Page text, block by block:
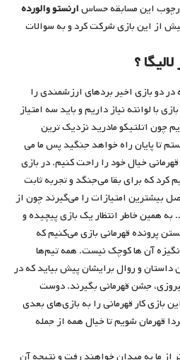
این مسابقه حساسارنستو والورده
از این بازی شرکت کرد و به سوالات
؟
دو بازی اخیر بردهای ارزشمندی را
با لوانته نیاز داریم و باید سه امتیاز
چون اتلتیکو مادرید نزدیک ترین
تا پایان راه خواهد جنگید پس ما می
خیال خود را راحت کنیم. در بازی
کرد که برای بقا می‌جنگد و تجربه ثابت
بیشترین امتیازات را می‌گیرند چون از
همین خاطر انتظار یک بازی پیچیده و
پرونده قهرمانی بازی می‌کنیم که
آن ها کوچک نیست. همه تیم‌ها
و روال برایشان پیش بیاید که در
جشن قهرمانی بگیرند. دوست
بازی کار قهرمانی را به بازی‌های بعدی
قهرمان شویم تا خیال همه از جمله